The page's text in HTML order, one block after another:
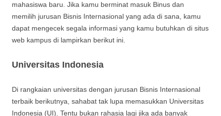
mahasiswa baru. Jika kamu berminat masuk Binus dan
memilih jurusan Bisnis Internasional yang ada di sana, kamu
dapat mengecek segala informasi yang kamu butuhkan di situs
web kampus di lampirkan berikut ini.
Universitas Indonesia
Di rangkaian universitas dengan jurusan Bisnis Internasional
terbaik berikutnya, sahabat tak lupa memasukkan Universitas
Indonesia (UI). Tentu bukan rahasia lagi jika ada banyak